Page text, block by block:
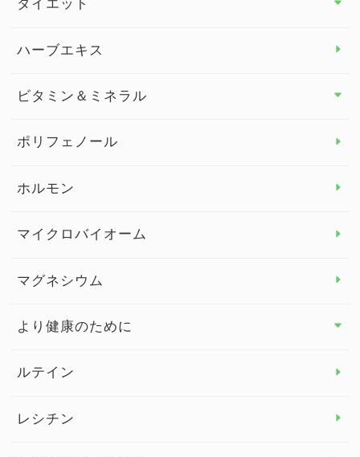
健康セミナー
ダイエット
ダイエット トップ
ハーブエキス
ビタミン＆ミネラル
ビタミン＆ミネラル トップ
ビタミンE
ポリフェノール
ホルモン
マイクロバイオーム
マグネシウム
より健康のために
より健康のために トップ
ルテイン
レシチン